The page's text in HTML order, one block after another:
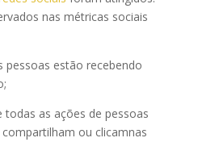
nas métricas sociais
pessoas estão recebendo
todas as ações de pessoas
ou clicamnas